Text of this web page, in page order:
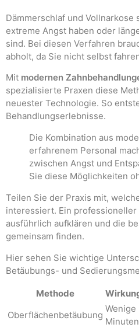
Dämmerschlaf und Vollnarkose
extreme Angst haben oder
sind. Bei diesen Verfahren
abholt, da Sie nicht selbst
Mit modernen
spezialisierte Praxen diese
neuester Technologie. So
Behandlungserlebnisse.
Die Kombination aus
erfahrenem Personal
zwischen Angst und
Sie diese Möglichkeiten
Teilen Sie der Praxis mit,
interessiert. Ein professioneller
ausführlich aufklären und die
gemeinsam finden.
Hier sehen Sie wichtige
Betäubungs- und
Methode
Oberflächenbetäubung
Wenige
Minuten